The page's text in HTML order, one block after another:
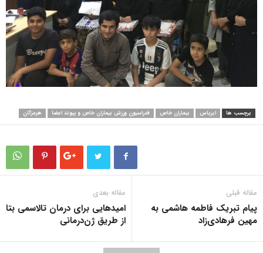
برچسب ها ایرباس بیماران خاص فدراسیون ورزش بیماران خاص و پیوند اعضا هرمزگان
مقاله قبلی
پیام تبریک فاطمه هاشمی به
مهین فرهادی‌زاد
مقاله بعدی
امیدهایی برای درمان تالاسمی بتا
از طریق ژن‌درمانی